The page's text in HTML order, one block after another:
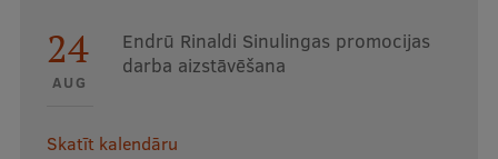
24
AUG
Endrū Rinaldi Sinulingas promocijas
darba aizstāvēšana
Skatīt kalendāru